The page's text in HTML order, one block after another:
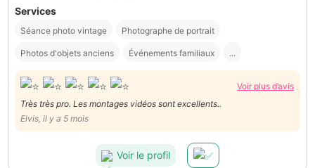
Services
Séance photo vintage Photographe de portrait
Photos d'objets anciens Événements familiaux ...
Voir plus d’avis
Très très pro. Les montages vidéos sont excellents..
Elvis, il y a 5 mois
Voir le profil